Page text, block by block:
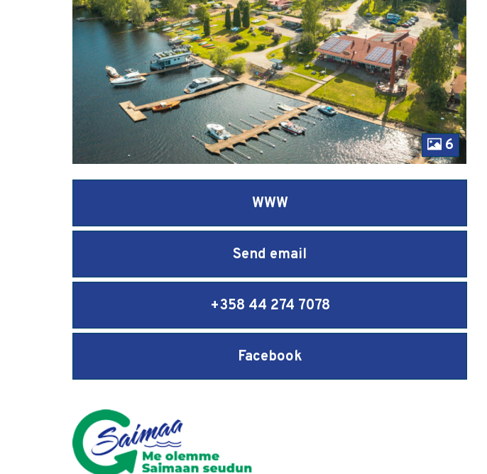
6
WWW
Send email
+358 44 274 7078
Facebook